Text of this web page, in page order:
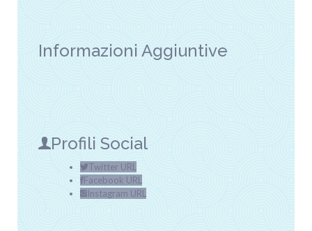
Informazioni Aggiuntive
Profili Social
Twitter URL
Facebook URL
Instagram URL